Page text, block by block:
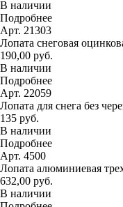
В наличии
Подробнее
Арт. 21303
Лопата снеговая
190,00 руб.
В наличии
Подробнее
Арт. 22059
Лопата для снега без
135 руб.
В наличии
Подробнее
Арт. 4500
Лопата алюминиевая
632,00 руб.
В наличии